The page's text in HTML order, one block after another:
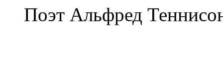
Поэт Альфред